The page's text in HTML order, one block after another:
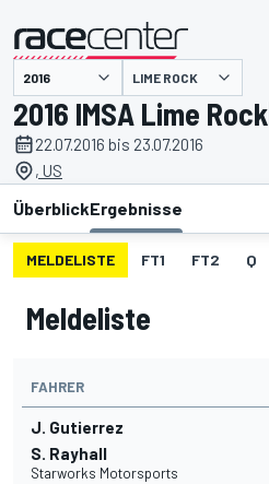
LIME ROCK
2016 IMSA Lime Rock
22.07.2016 bis 23.07.2016
, US
ÜberblickErgebnisse
MELDELISTE FT1 FT2 Q
Meldeliste
FAHRER
J. Gutierrez
S. Rayhall
Starworks Motorsports